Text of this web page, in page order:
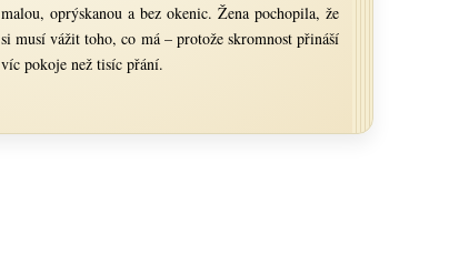
malou, oprýskanou a bez okenic. Žena pochopila, že
si musí vážit toho, co má – protože skromnost přináší
víc pokoje než tisíc přání.